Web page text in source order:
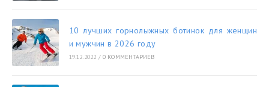
10 лучших горнолыжных ботинок для женщин
и мужчин в 2026 году
19.12.2022 / 0 КОММЕНТАРИЕВ